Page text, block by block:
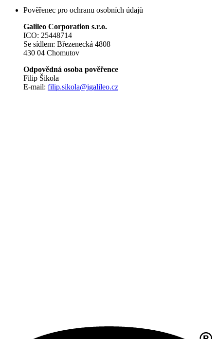
Pověřenec pro ochranu osobních údajů
Galileo Corporation s.r.o.
ICO: 25448714
Se sídlem: Březenecká 4808
430 04 Chomutov
Odpovědná osoba pověřence
Filip Šikola
E-mail: filip.sikola@igalileo.cz